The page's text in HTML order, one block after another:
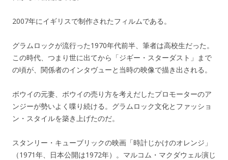
2007年にイギリスで制作されたフィルムである。
グラムロックが流行った1970年代前半、筆者は高校生だった。
この時代、つまり世に出てから「ジギー・スターダスト」まで
の頃が、関係者のインタヴューと当時の映像で描き出される。
ボウイの元妻、ボウイの売り方を考えだしたプロモーターのア
ンジーが勢いよく喋り続ける。グラムロック文化とファッショ
ン・スタイルを築き上げたのだ。
スタンリー・キューブリックの映画「時計じかけのオレンジ」
（1971年、日本公開は1972年）。マルコム・マクダウェル演じ